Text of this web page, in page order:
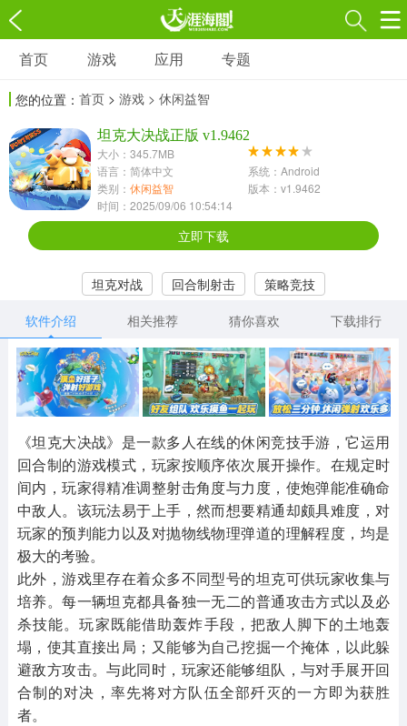
游戏
3697款应用
1597款应用
休闲益智
13387款应用
2196款应用
冒险解谜
1072款应用
418款应用
568款应用
音乐舞蹈
269款应用
2716款应用
515款应用
其他
1654款应用
游戏助手
515款应用
MOD游戏
1056款应用
首页 游戏 应用 专题
您的位置： 首页 > 游戏 > 休闲益智
坦克大决战正版 v1.9462
大小：345.7MB
语言：简体中文
系统：Android
类别： 休闲益智
版本：v1.9462
时间：2025/09/06 10:54:14
立即下载
坦克对战 回合制射击
策略竞技
软件介绍
相关推荐 猜你喜欢 下载排行
《坦克大决战》是一款多人在线的休闲竞技手游，它运用
回合制的游戏模式，玩家按顺序依次展开操作。在规定时
间内，玩家得精准调整射击角度与力度，使炮弹能准确命
中敌人。该玩法易于上手，然而想要精通却颇具难度，对
玩家的预判能力以及对抛物线物理弹道的理解程度，均是
极大的考验。
此外，游戏里存在着众多不同型号的坦克可供玩家收集与
培养。每一辆坦克都具备独一无二的普通攻击方式以及必
杀技能。玩家既能借助轰炸手段，把敌人脚下的土地轰
塌，使其直接出局；又能够为自己挖掘一个掩体，以此躲
避敌方攻击。与此同时，玩家还能够组队，与对手展开回
合制的对决，率先将对方队伍全部歼灭的一方即为获胜
者。